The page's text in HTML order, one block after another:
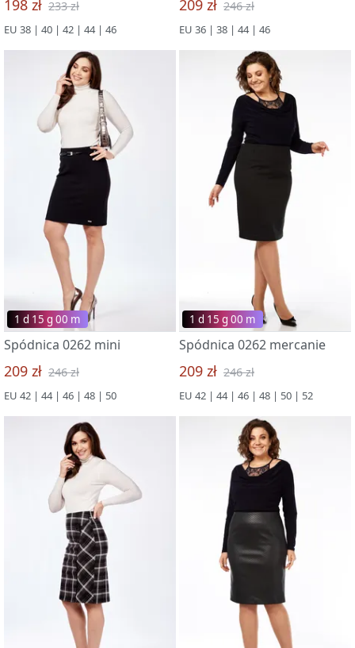
198 zł 233 zł
EU 38 | 40 | 42 | 44 | 46
209 zł 246 zł
EU 36 | 38 | 44 | 46
1 d 15 g 00 m
Spódnica 0262 mini
209 zł 246 zł
EU 42 | 44 | 46 | 48 | 50
1 d 15 g 00 m
Spódnica 0262 mercanie
209 zł 246 zł
EU 42 | 44 | 46 | 48 | 50 | 52